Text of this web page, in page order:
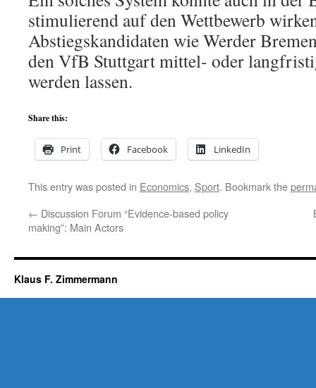
stimulierend auf den Wettbewerb
Abstiegskandidaten wie Werder
den VfB Stuttgart mittel- oder
werden lassen.
Share this:
Print Facebook LinkedIn
This entry was posted in Economics, Sport. Bookmark the
← Discussion Forum “Evidence-based policy
making”: Main Actors
Klaus F. Zimmermann